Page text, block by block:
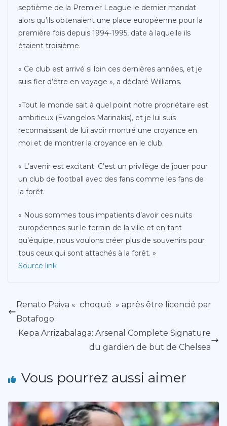
septième de la Premier League le dernier mandat
alors qu’ils obtenaient une place européenne pour la
première fois depuis 1994-1995, date à laquelle ils
étaient troisième.
« Ce club est arrivé si loin ces dernières années, et je
suis fier d’être en voyage », a déclaré Williams.
«Tout le monde sait à quel point notre propriétaire est
ambitieux (Evangelos Marinakis), et je lui suis
reconnaissant de lui avoir montré une croyance en
moi et de montrer la croyance en le club.
« L’avenir est excitant. C’est un privilège de jouer pour
un club de football avec des fans comme les fans de
la forêt.
« Nous sommes tous impatients d’avoir ces nuits
européennes sur le terrain de la ville et en tant
qu’équipe, nous voulons créer plus de souvenirs pour
tous ceux qui sont attachés à la forêt. »
Source link
Renato Paiva « choqué » après être licencié par
Botafogo
Kepa Arrizabalaga: Arsenal Complete Signature
du gardien de but de Chelsea
Vous pourrez aussi aimer